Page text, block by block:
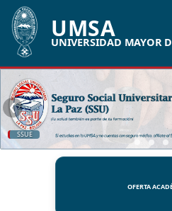
UMSA
UNIVERSIDAD MAYOR
SSUE
❮
OFERTA